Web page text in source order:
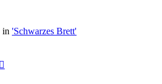
in 'Schwarzes Brett'